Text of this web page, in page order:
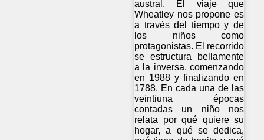
austral. El viaje que
Wheatley nos propone es
a través del tiempo y de
los niños como
protagonistas. El recorrido
se estructura bellamente
a la inversa, comenzando
en 1988 y finalizando en
1788. En cada una de las
veintiuna épocas
contadas un niño nos
relata por qué quiere su
hogar, a qué se dedica,